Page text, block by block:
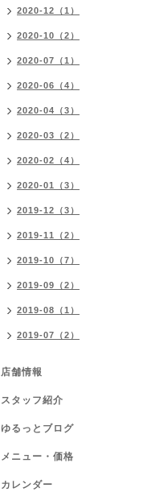
2020-12（1）
2020-10（2）
2020-07（1）
2020-06（4）
2020-04（3）
2020-03（2）
2020-02（4）
2020-01（3）
2019-12（3）
2019-11（2）
2019-10（7）
2019-09（2）
2019-08（1）
2019-07（2）
店舗情報
スタッフ紹介
ゆるっとブログ
メニュー・価格
カレンダー